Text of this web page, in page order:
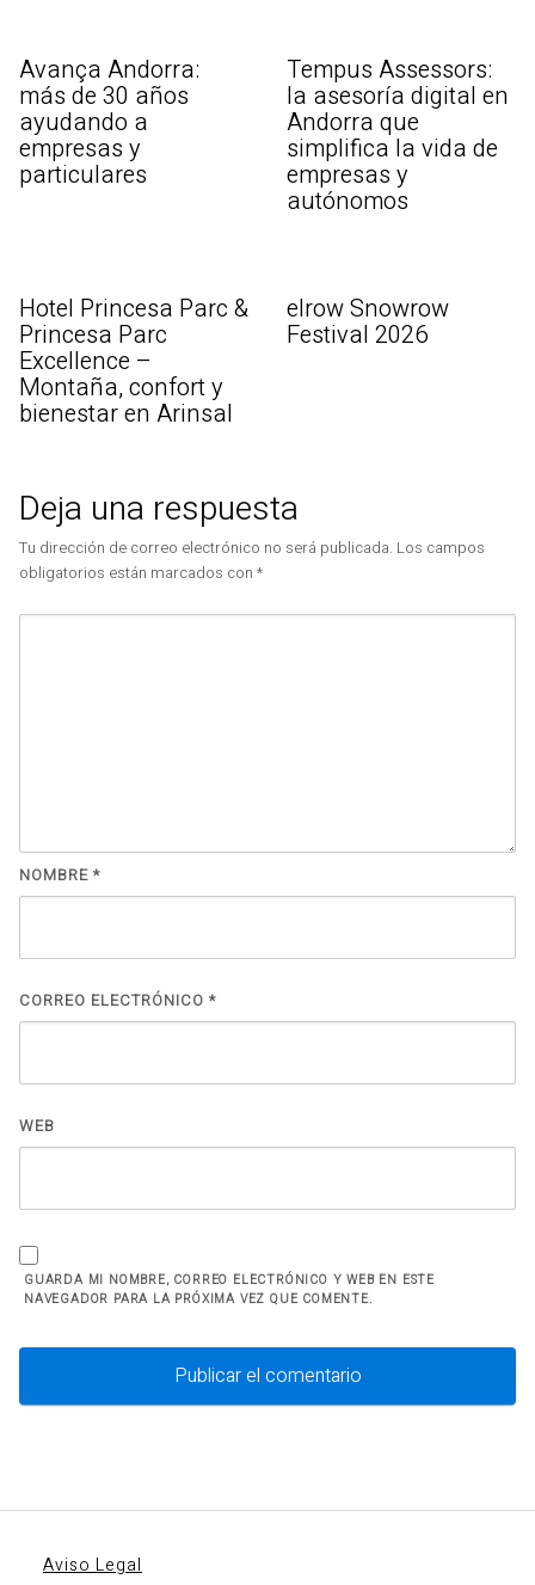
Avança Andorra:
más de 30 años
ayudando a
empresas y
particulares
Tempus Assessors:
la asesoría digital en
Andorra que
simplifica la vida de
empresas y
autónomos
Hotel Princesa Parc &
Princesa Parc
Excellence –
Montaña, confort y
bienestar en Arinsal
elrow Snowrow
Festival 2026
Deja una respuesta
Tu dirección de correo electrónico no será publicada. Los campos
obligatorios están marcados con *
NOMBRE *
CORREO ELECTRÓNICO *
WEB
GUARDA MI NOMBRE, CORREO ELECTRÓNICO Y WEB EN ESTE
NAVEGADOR PARA LA PRÓXIMA VEZ QUE COMENTE.
Aviso Legal